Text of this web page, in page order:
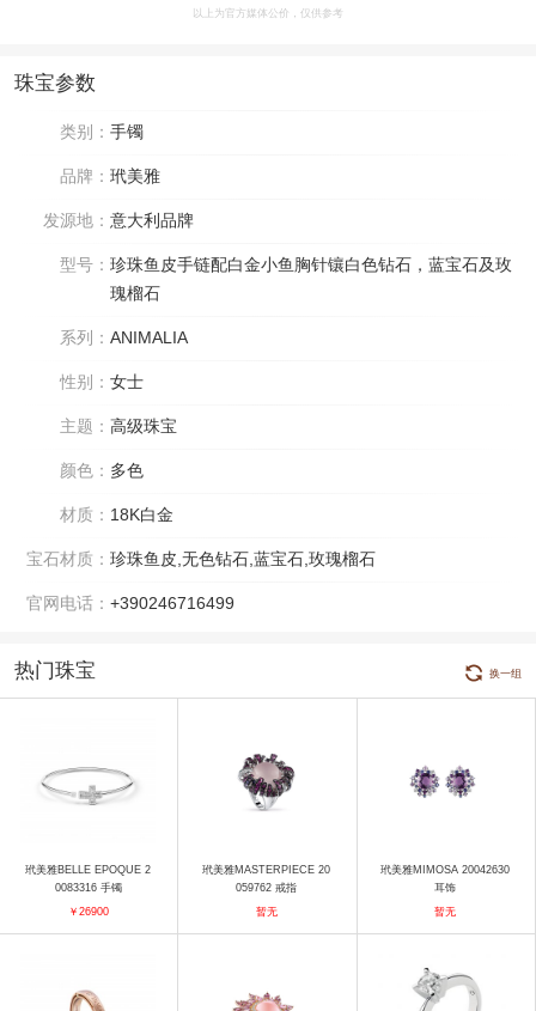
以上为官方媒体公价，仅供参考
珠宝参数
类别： 手镯
品牌： 玳美雅
发源地： 意大利品牌
型号： 珍珠鱼皮手链配白金小鱼胸针镶白色钻石，蓝宝石及玫
瑰榴石
系列： ANIMALIA
性别： 女士
主题： 高级珠宝
颜色： 多色
材质： 18K白金
宝石材质： 珍珠鱼皮,无色钻石,蓝宝石,玫瑰榴石
官网电话： +390246716499
热门珠宝 换一组
玳美雅BELLE EPOQUE 2
0083316 手镯
￥26900
玳美雅MASTERPIECE 20
059762 戒指
暂无
玳美雅MIMOSA 20042630
耳饰
暂无